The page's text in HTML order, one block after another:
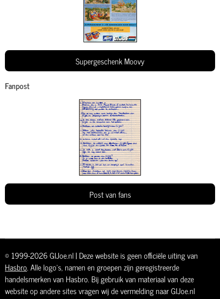
Supergeschenk Moovy
Fanpost
Post van fans
© 1999-2026 GIJoe.nl | Deze website is geen officiële uiting van
Hasbro. Alle logo's, namen en groepen zijn geregistreerde
handelsmerken van Hasbro. Bij gebruik van materiaal van deze
website op andere sites vragen wij de vermelding naar GIJoe.nl